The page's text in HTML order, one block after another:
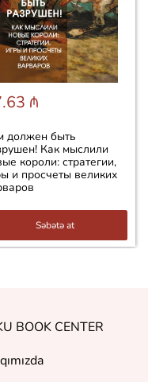
₼
должен быть
Как мыслили
короли: стратегии,
и просчеты великих
Səbətə at
BOOK CENTER